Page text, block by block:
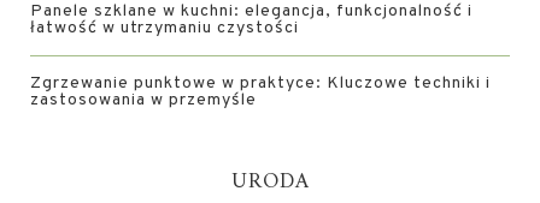
Panele szklane w kuchni: elegancja, funkcjonalność i
łatwość w utrzymaniu czystości
Zgrzewanie punktowe w praktyce: Kluczowe techniki i
zastosowania w przemyśle
URODA